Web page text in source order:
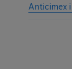
Anticimex i